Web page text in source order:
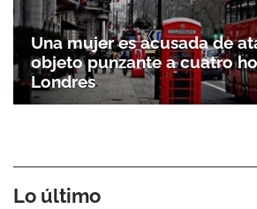
Una mujer es acusada de
objeto punzante a cuatro
Londres
Lo último